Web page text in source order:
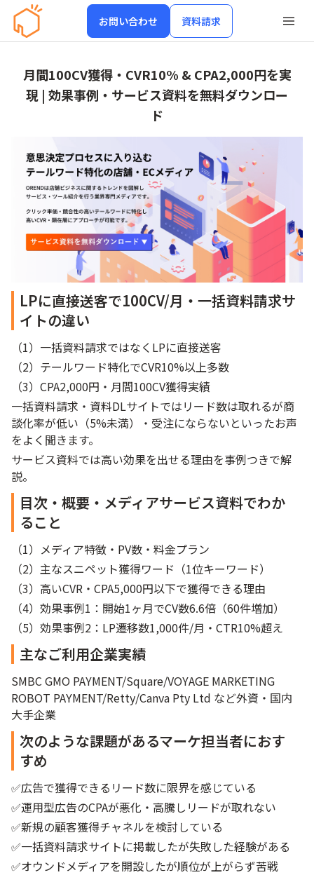
お問い合わせ 資料請求
月間100CV獲得・CVR10% & CPA2,000円を実
現 | 効果事例・サービス資料を無料ダウンロー
ド
LPに直接送客で100CV/月・一括資料請求サ
イトの違い
（1）一括資料請求ではなくLPに直接送客
（2）テールワード特化でCVR10%以上多数
（3）CPA2,000円・月間100CV獲得実績
一括資料請求・資料DLサイトではリード数は取れるが商
談化率が低い（5%未満）・受注にならないといったお声
をよく聞きます。
サービス資料では高い効果を出せる理由を事例つきで解
説。
目次・概要・メディアサービス資料でわか
ること
（1）メディア特徴・PV数・料金プラン
（2）主なスニペット獲得ワード（1位キーワード）
（3）高いCVR・CPA5,000円以下で獲得できる理由
（4）効果事例1：開始1ヶ月でCV数6.6倍（60件増加）
（5）効果事例2：LP遷移数1,000件/月・CTR10%超え
主なご利用企業実績
SMBC GMO PAYMENT/Square/VOYAGE MARKETING
ROBOT PAYMENT/Retty/Canva Pty Ltd など外資・国内
大手企業
次のような課題があるマーケ担当者におす
すめ
✅広告で獲得できるリード数に限界を感じている
✅運用型広告のCPAが悪化・高騰しリードが取れない
✅新規の顧客獲得チャネルを検討している
✅一括資料請求サイトに掲載したが失敗した経験がある
✅オウンドメディアを開設したが順位が上がらず苦戦